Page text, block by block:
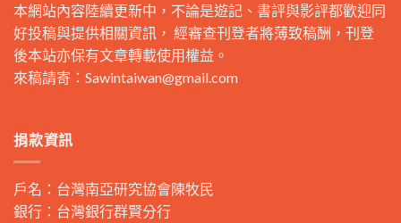
本網站內容陸續更新中，不論是遊記、書評與影評都歡迎同
好投稿與提供相關資訊， 經審查刊登者將薄致稿酬，刊登
後本站亦保有文章轉載使用權益。
來稿請寄： Sawintaiwan@gmail.com
捐款資訊
戶名：台灣南亞研究協會陳牧民
銀行：台灣銀行群賢分行